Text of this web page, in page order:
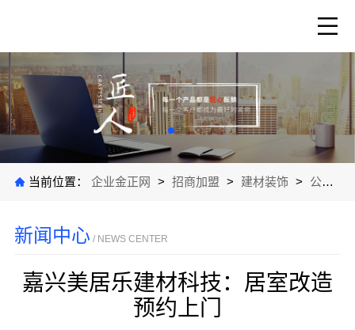
当前位置： 企业金正网 > 招商加盟 > 建材装饰 > 公司新闻
新闻中心 / NEWS CENTER
嘉兴美居乐建材科技：居室改造
预约上门